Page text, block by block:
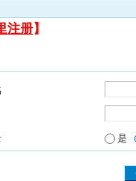
注册】
是